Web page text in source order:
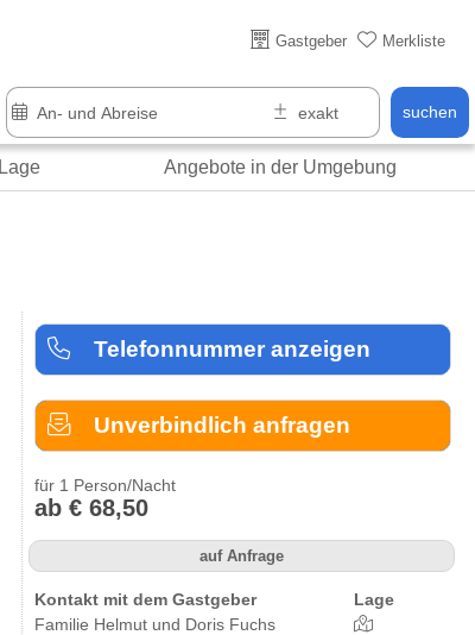
Gastgeber Merkliste
suchen
Lage Angebote in der Umgebung
Telefonnummer anzeigen
Unverbindlich anfragen
für 1 Person/Nacht
ab € 68,50
auf Anfrage
Kontakt mit dem Gastgeber
Familie Helmut und Doris Fuchs
Lage